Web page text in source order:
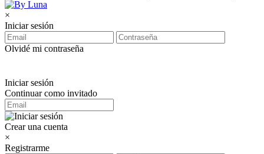
×
Iniciar sesión
Olvidé mi contraseña
Iniciar sesión
Continuar como invitado
Crear una cuenta
×
Registrarme